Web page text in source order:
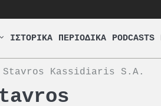
ΙΣΤΟΡΙΚΑ ΠΕΡΙΟΔΙΚΑ PODCASTS
Stavros Kassidiaris S.A.